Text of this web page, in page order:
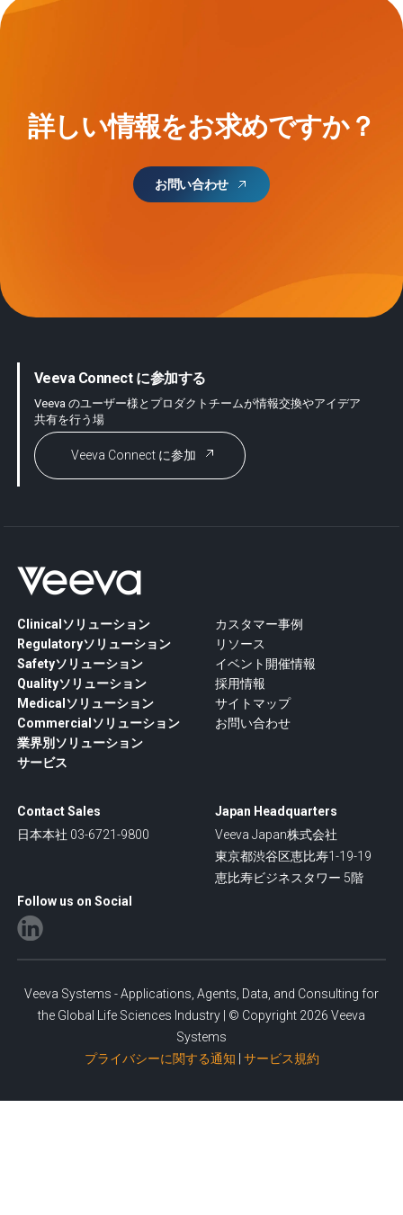
詳しい情報をお求めですか？
お問い合わせ
Veeva Connect に参加する
Veeva のユーザー様とプロダクトチームが情報交換やアイデア
共有を行う場
Veeva Connect に参加
Clinicalソリューション
Regulatoryソリューション
Safetyソリューション
Qualityソリューション
Medicalソリューション
Commercialソリューション
業界別ソリューション
サービス
カスタマー事例
リソース
イベント開催情報
採用情報
サイトマップ
お問い合わせ
Contact Sales
日本本社 03-6721-9800
Japan Headquarters
Veeva Japan株式会社
東京都渋谷区恵比寿1-19-19
恵比寿ビジネスタワー 5階
Follow us on Social
Veeva Systems - Applications, Agents, Data, and Consulting for
the Global Life Sciences Industry | © Copyright 2026 Veeva
Systems
プライバシーに関する通知
サービス規約